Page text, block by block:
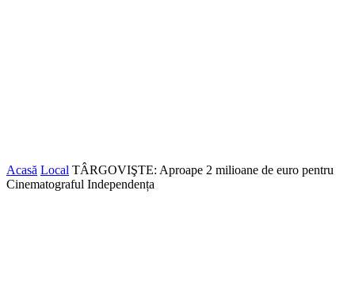
Acasă Local TÂRGOVIŞTE: Aproape 2 milioane de euro pentru
Cinematograful Independența